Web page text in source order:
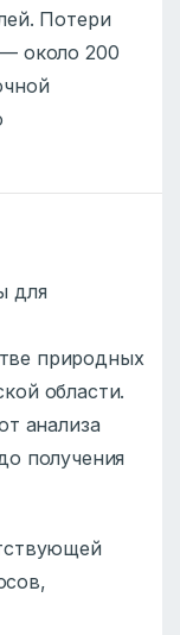
Потери
около 200
для
природных
области.
анализа
получения